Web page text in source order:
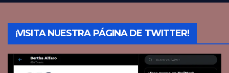
¡VISITA NUESTRA PÁGINA DE TWITTER!